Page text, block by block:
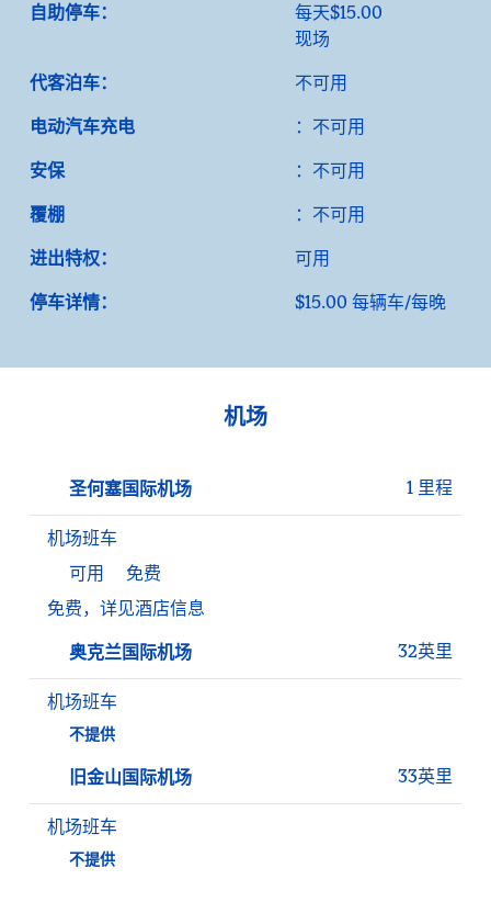
自助停车：
每天$15.00
现场
代客泊车：
不可用
电动汽车充电
：不可用
安保
：不可用
覆棚
：不可用
进出特权：
可用
停车详情：
$15.00 每辆车/每晚
机场
圣何塞国际机场 1 里程
机场班车
可用
免费
免费，详见酒店信息
奥克兰国际机场
32英里
机场班车
不提供
旧金山国际机场 33英里
机场班车
不提供